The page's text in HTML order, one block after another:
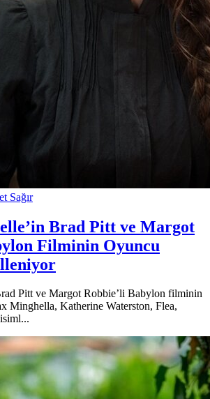
Sağır
Brad Pitt ve Margot
Filminin Oyuncu
Pitt ve Margot Robbie’li Babylon filminin
Minghella, Katherine Waterston, Flea,